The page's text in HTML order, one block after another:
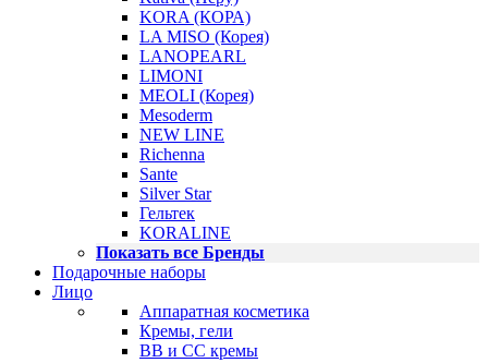
KORA (КОРА)
LA MISO (Корея)
LANOPEARL
LIMONI
MEOLI (Корея)
Mesoderm
NEW LINE
Richenna
Sante
Silver Star
Гельтек
KORALINE
Показать все Бренды
Подарочные наборы
Лицо
Аппаратная косметика
Кремы, гели
BB и CC кремы